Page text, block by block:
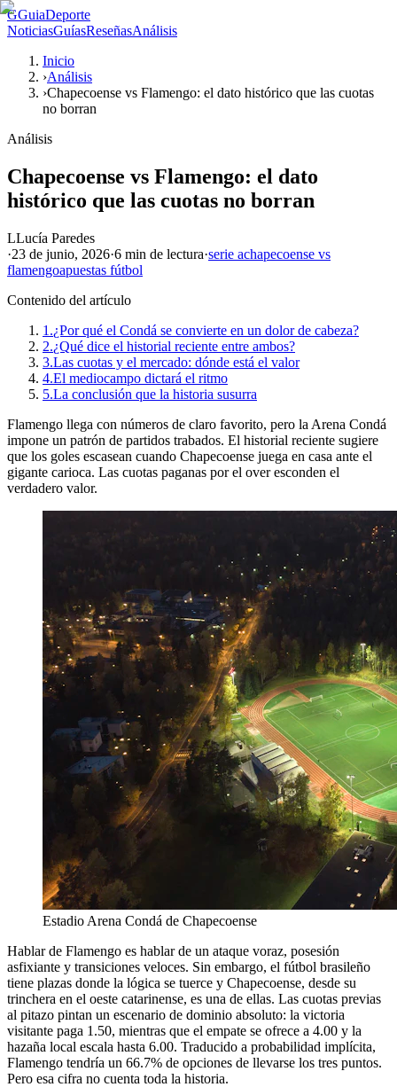
GGuiaDeporte
NoticiasGuíasReseñasAnálisis
Inicio
›Análisis
›Chapecoense vs Flamengo: el dato histórico que las cuotas
no borran
Análisis
Chapecoense vs Flamengo: el dato
histórico que las cuotas no borran
LLucía Paredes
·23 de junio, 2026·6 min de lectura·serie achapecoense vs
flamengoapuestas fútbol
Contenido del artículo
1.¿Por qué el Condá se convierte en un dolor de cabeza?
2.¿Qué dice el historial reciente entre ambos?
3.Las cuotas y el mercado: dónde está el valor
4.El mediocampo dictará el ritmo
5.La conclusión que la historia susurra
Flamengo llega con números de claro favorito, pero la Arena Condá
impone un patrón de partidos trabados. El historial reciente sugiere
que los goles escasean cuando Chapecoense juega en casa ante el
gigante carioca. Las cuotas paganas por el over esconden el
verdadero valor.
Estadio Arena Condá de Chapecoense
Hablar de Flamengo es hablar de un ataque voraz, posesión
asfixiante y transiciones veloces. Sin embargo, el fútbol brasileño
tiene plazas donde la lógica se tuerce y Chapecoense, desde su
trinchera en el oeste catarinense, es una de ellas. Las cuotas previas
al pitazo pintan un escenario de dominio absoluto: la victoria
visitante paga 1.50, mientras que el empate se ofrece a 4.00 y la
hazaña local escala hasta 6.00. Traducido a probabilidad implícita,
Flamengo tendría un 66.7% de opciones de llevarse los tres puntos.
Pero esa cifra no cuenta toda la historia.